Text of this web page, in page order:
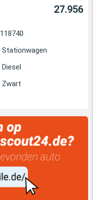
27.956
118740
Stationwagen
Diesel
Zwart